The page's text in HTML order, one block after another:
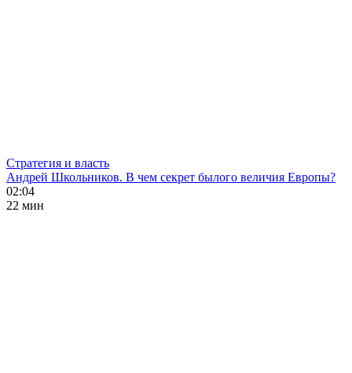
Стратегия и власть
Андрей Школьников. В чем секрет былого величия Европы?
02:04
22 мин